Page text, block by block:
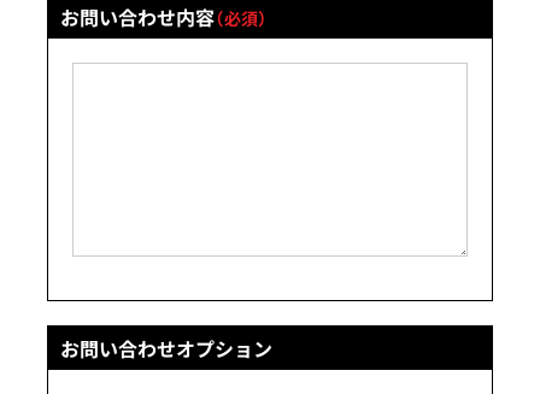
お問い合わせ内容（必須）
お問い合わせオプション